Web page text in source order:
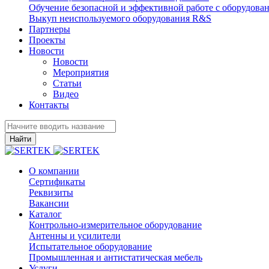
Обучение безопасной и эффективной работе с
Выкуп неиспользуемого оборудования R&S
Партнеры
Проекты
Новости
Новости
Мероприятия
Статьи
Видео
Контакты
Найти
О компании
Сертификаты
Реквизиты
Вакансии
Каталог
Контрольно-измерительное оборудование
Антенны и усилители
Испытательное оборудование
Промышленная и антистатическая мебель